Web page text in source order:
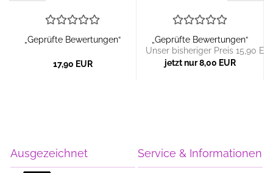
„Geprüfte Bewertungen“
17,90 EUR
„Geprüfte Bewertungen“
Unser bisheriger Preis 15,90
jetzt nur 8,00 EUR
Ausgezeichnet Service & Informationen